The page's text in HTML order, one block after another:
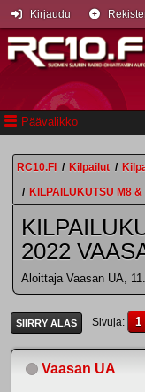
Päävalikko
Kirjaudu
RC10.FI / Kilpailut /
/ KILPAILUKUTSU M8
2022
Aloittaja Vaasan UA,
SIIRRY ALAS Sivuja 1
Vaasan UA